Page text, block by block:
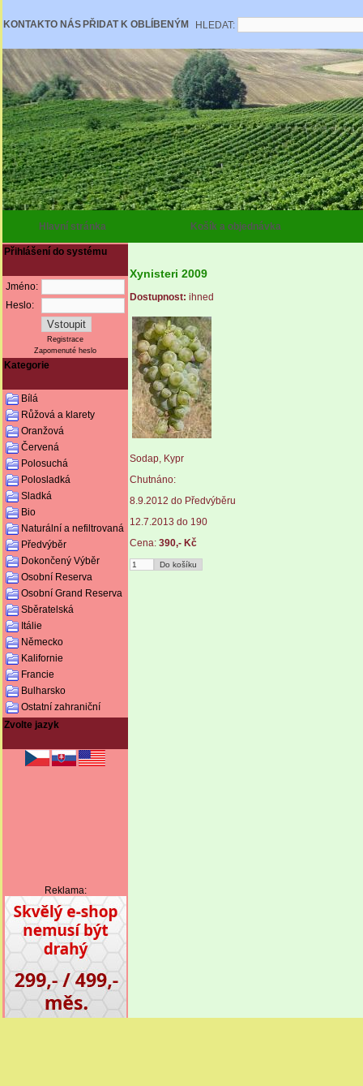
KONTAKTO NÁS PŘIDAT K OBLÍBENÝM HLEDAT:
Hlavní stránka Košík a objednávka
Přihlášení do systému
Jméno:
Heslo:
Registrace
Zapomenuté heslo
Kategorie
Bílá
Růžová a klarety
Oranžová
Červená
Polosuchá
Polosladká
Sladká
Bio
Naturální a nefiltrovaná
Předvýběr
Dokončený Výběr
Osobní Reserva
Osobní Grand Reserva
Sběratelská
Itálie
Německo
Kalifornie
Francie
Bulharsko
Ostatní zahraniční
Zvolte jazyk
Reklama:
Xynisteri 2009
Dostupnost: ihned
Sodap, Kypr
Chutnáno:
8.9.2012 do Předvýběru
12.7.2013 do 190
Cena: 390,- Kč